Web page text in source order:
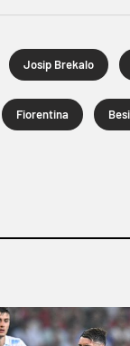
Josip Brekalo
Fiorentina